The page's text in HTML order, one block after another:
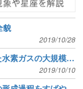
貌
2019/10/28
初期宇宙で初めて見つかった水素ガスの大規模構造「宇宙網」
2019/10/10